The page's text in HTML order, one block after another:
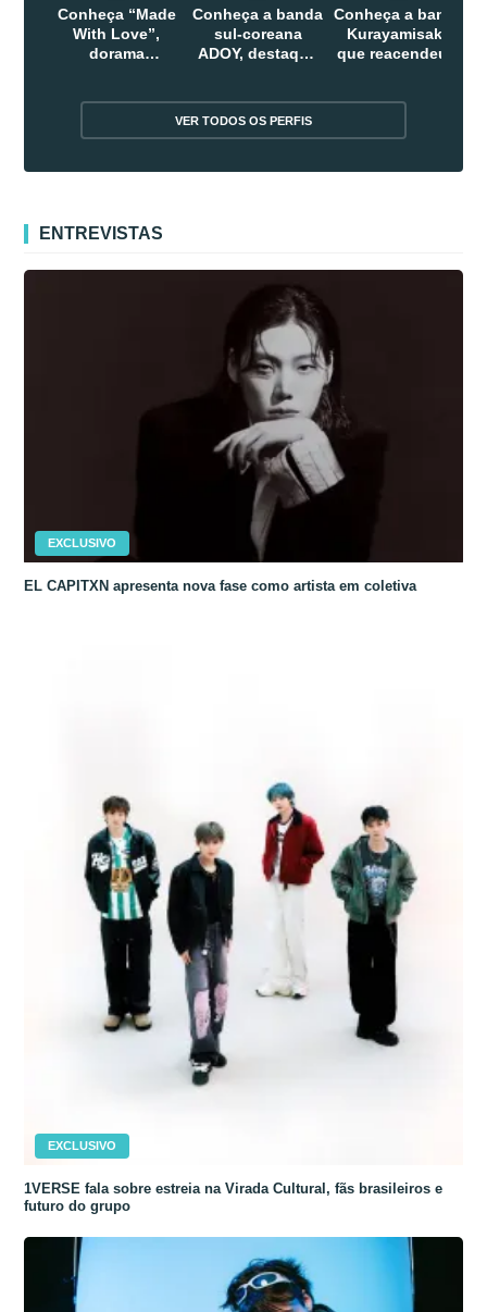
Conheça “Made
With Love”,
dorama
Conheça a banda
sul-coreana
ADOY, destaque
Conheça a banda
Kurayamisaka
que reacendeu o
VER TODOS OS PERFIS
ENTREVISTAS
EXCLUSIVO
EL CAPITXN apresenta nova fase como artista em coletiva
EXCLUSIVO
1VERSE fala sobre estreia na Virada Cultural, fãs brasileiros e
futuro do grupo